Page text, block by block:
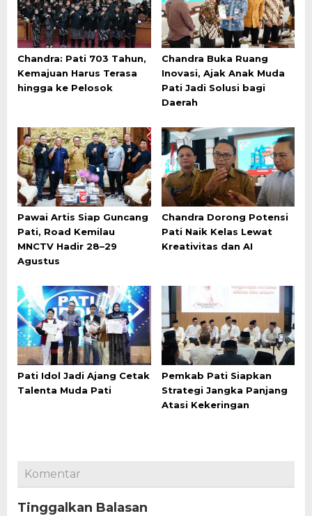
Chandra: Pati 703 Tahun,
Kemajuan Harus Terasa
hingga ke Pelosok
Chandra Buka Ruang
Inovasi, Ajak Anak Muda
Pati Jadi Solusi bagi
Daerah
Pawai Artis Siap Guncang
Pati, Road Kemilau
MNCTV Hadir 28–29
Agustus
Chandra Dorong Potensi
Pati Naik Kelas Lewat
Kreativitas dan AI
Pati Idol Jadi Ajang Cetak
Talenta Muda Pati
Pemkab Pati Siapkan
Strategi Jangka Panjang
Atasi Kekeringan
Komentar
Tinggalkan Balasan